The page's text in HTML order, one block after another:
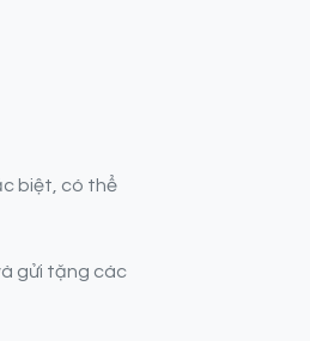
biệt, có thể
gửi tặng các